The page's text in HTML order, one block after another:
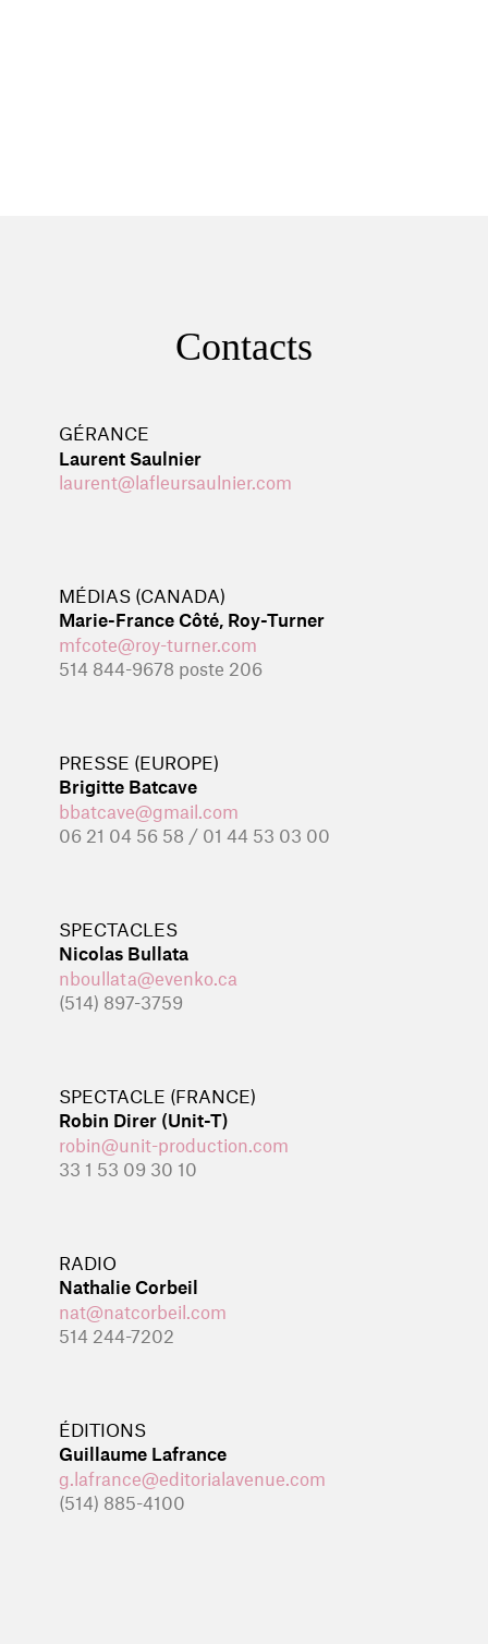
Contacts
GÉRANCE
Laurent Saulnier
laurent@lafleursaulnier.com
MÉDIAS (CANADA)
Marie-France Côté, Roy-Turner
mfcote@roy-turner.com
514 844-9678 poste 206
PRESSE (EUROPE)
Brigitte Batcave
bbatcave@gmail.com
06 21 04 56 58 / 01 44 53 03 00
SPECTACLES
Nicolas Bullata
nboullata@evenko.ca
(514) 897-3759
SPECTACLE (FRANCE)
Robin Direr (Unit-T)
robin@unit-production.com
33 1 53 09 30 10
RADIO
Nathalie Corbeil
nat@natcorbeil.com
514 244-7202
ÉDITIONS
Guillaume Lafrance
g.lafrance@editorialavenue.com
(514) 885-4100